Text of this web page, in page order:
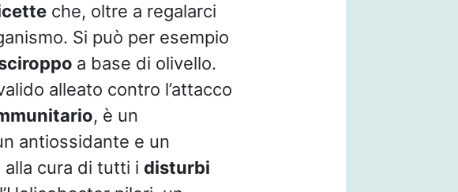
che, oltre a regalarci
Si può per esempio
a base di olivello.
alleato contro l’attacco
, è un
antiossidante e un
cura di tutti i disturbi